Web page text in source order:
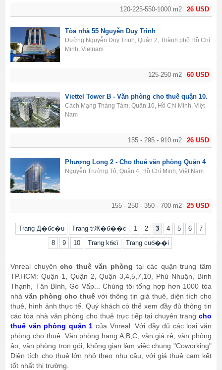
26 USD
120-225-550-1000 m2
60 USD
125-250 m2
Tòa nhà 55 Nguyễn Duy Trinh
Đường Nguyễn Duy Trinh, Quận 2, Thành phố Hồ Chí
Minh, Vietnam
26 USD
155 - 295 - 910 m2
Viettel Tower B - Văn phòng cho thuê quận 10.
Cách Mạng Tháng Tám, Quận 10, Hồ Chí Minh, Việt
Nam
25 USD
155 - 250 - 350 - 700 m2
Phượng Long 2 - Cho thuê văn phòng Quận 4
Nguyễn Trường Tộ, Quận 4, Hồ Chí Minh, Việt Nam
Trang Д�бє�u Trang trЖ�б��c 1 2 3 4 5 6
7
8
9 10 Trang kбєї Trang cuб��i
Vnreal chuyêncho thuê văn phòng tại các quận trung tâm
TP.HCM: Quận 1, Quận 2, Quận 3,4,5,7,10, Phú Nhuận, Bình
Thạnh, Tân Bình, Gò Vấp... Chúng tôi tổng hợp hơn 1000 tòa
nhàvăn phòng cho thuê với thông tin giá thuê, diện tích cho
thuê, hình ảnh thực tế. Quý khách có thể xem đầy đủ thông tin
các tòa nhà văn phòng cho thuê trực tiếp tại chuyên trang cho
thuê văn phòng quận 1 của Vnreal. Với đầy đủ các loại văn
phòng cho thuê: Văn phòng hạng A,B,C, văn giá rẻ, văn phòng
ảo, văn phòng trọn gói, không gian làm việc chung "Coworking"
Diện tích cho thuê lớn nhỏ theo nhu cầu, với giá thuê cam kết
tốt nhất thị trường.